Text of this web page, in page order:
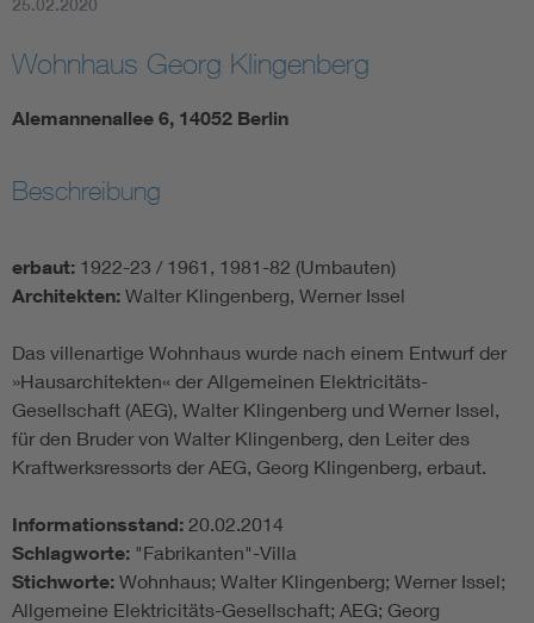
25.02.2020
Wohnhaus Georg Klingenberg
Alemannenallee 6, 14052 Berlin
Beschreibung
erbaut: 1922-23 / 1961, 1981-82 (Umbauten)
Architekten: Walter Klingenberg, Werner Issel
Das villenartige Wohnhaus wurde nach einem Entwurf der
»Hausarchitekten« der Allgemeinen Elektricitäts-
Gesellschaft (AEG), Walter Klingenberg und Werner Issel,
für den Bruder von Walter Klingenberg, den Leiter des
Kraftwerksressorts der AEG, Georg Klingenberg, erbaut.
Informationsstand: 20.02.2014
Schlagworte: "Fabrikanten"-Villa
Stichworte: Wohnhaus; Walter Klingenberg; Werner Issel;
Allgemeine Elektricitäts-Gesellschaft; AEG; Georg